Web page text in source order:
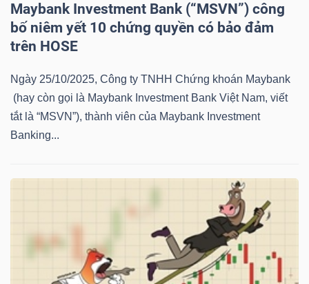
Maybank Investment Bank (“MSVN”) công
bố niêm yết 10 chứng quyền có bảo đảm
trên HOSE
Ngày 25/10/2025, Công ty TNHH Chứng khoán Maybank
(hay còn gọi là Maybank Investment Bank Việt Nam, viết
tắt là “MSVN”), thành viên của Maybank Investment
Banking...
Ngành
(-)
SECTOR
NĂNG